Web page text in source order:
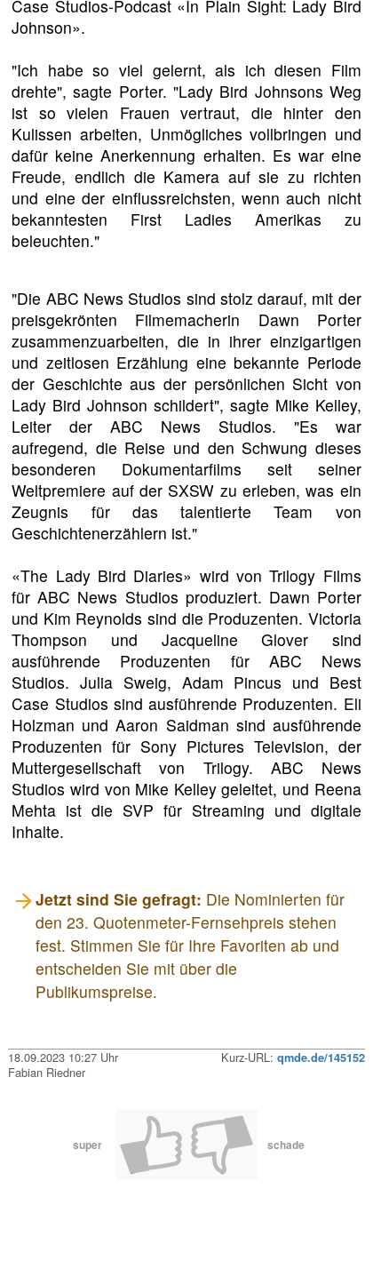
Case Studios-Podcast «In Plain Sight: Lady Bird
Johnson».
"Ich habe so viel gelernt, als ich diesen Film
drehte", sagte Porter. "Lady Bird Johnsons Weg
ist so vielen Frauen vertraut, die hinter den
Kulissen arbeiten, Unmögliches vollbringen und
dafür keine Anerkennung erhalten. Es war eine
Freude, endlich die Kamera auf sie zu richten
und eine der einflussreichsten, wenn auch nicht
bekanntesten First Ladies Amerikas zu
beleuchten."
"Die ABC News Studios sind stolz darauf, mit der
preisgekrönten Filmemacherin Dawn Porter
zusammenzuarbeiten, die in ihrer einzigartigen
und zeitlosen Erzählung eine bekannte Periode
der Geschichte aus der persönlichen Sicht von
Lady Bird Johnson schildert", sagte Mike Kelley,
Leiter der ABC News Studios. "Es war
aufregend, die Reise und den Schwung dieses
besonderen Dokumentarfilms seit seiner
Weltpremiere auf der SXSW zu erleben, was ein
Zeugnis für das talentierte Team von
Geschichtenerzählern ist."
«The Lady Bird Diaries» wird von Trilogy Films
für ABC News Studios produziert. Dawn Porter
und Kim Reynolds sind die Produzenten. Victoria
Thompson und Jacqueline Glover sind
ausführende Produzenten für ABC News
Studios. Julia Sweig, Adam Pincus und Best
Case Studios sind ausführende Produzenten. Eli
Holzman und Aaron Saidman sind ausführende
Produzenten für Sony Pictures Television, der
Muttergesellschaft von Trilogy. ABC News
Studios wird von Mike Kelley geleitet, und Reena
Mehta ist die SVP für Streaming und digitale
Inhalte.
Jetzt sind Sie gefragt: Die Nominierten für
den 23. Quotenmeter-Fernsehpreis stehen
fest. Stimmen Sie für Ihre Favoriten ab und
entscheiden Sie mit über die
Publikumspreise.
18.09.2023 10:27 Uhr Kurz-URL: qmde.de/145152
Fabian Riedner
super schade